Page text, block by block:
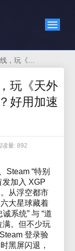
玩《天外
好用加速
读量: 892
Steam “特别
发加入 XGP
从浮空都市
大星球藏着
系统” 与 “道
满。但不少玩
登录验
黑屏闪退，